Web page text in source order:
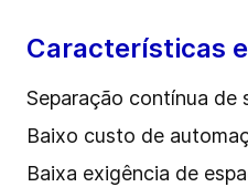
Características
Separação contínua de
Baixo custo de
Baixa exigência de